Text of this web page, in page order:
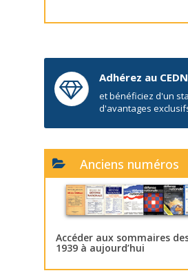
Adhérez au CEDN
et bénéficiez d'un
d'avantages
Anciens numéros
Accéder aux sommaires
1939 à aujourd’hui